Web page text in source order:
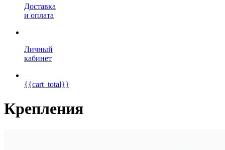
Доставка
и оплата
Личный
кабинет
{{cart_total}}
Крепления